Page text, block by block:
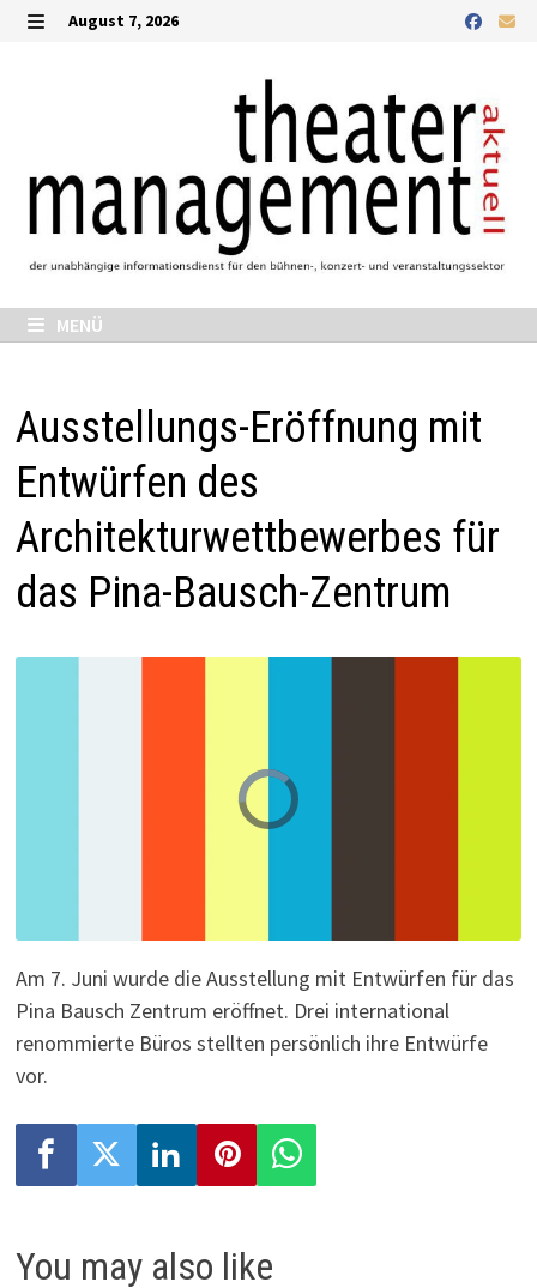
Zurück
August 7, 2026
MENÜ
Ausstellungs-Eröffnung mit
Entwürfen des
Architekturwettbewerbes für
das Pina-Bausch-Zentrum
d
o
a
i
n
.
Am 7. Juni wurde die Ausstellung mit Entwürfen für das
Pina Bausch Zentrum eröffnet. Drei international
renommierte Büros stellten persönlich ihre Entwürfe
vor.
You may also like